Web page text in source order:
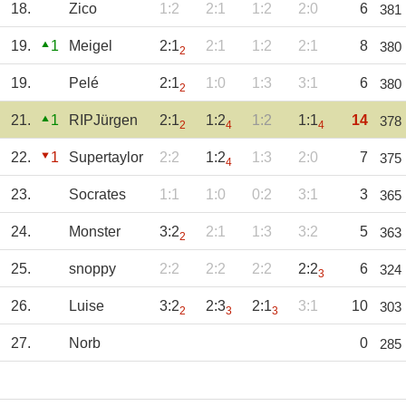
18. Zico 1:2 2:1 1:2 2:0 6 381
19. 1 Meigel 2:12 2:1 1:2 2:1 8 380
19. Pelé 2:12 1:0 1:3 3:1 6 380
21. 1 RIPJürgen 2:12 1:24 1:2 1:14 14 378
22. 1 Supertaylor 2:2 1:24 1:3 2:0 7 375
23. Socrates 1:1 1:0 0:2 3:1 3 365
24. Monster 3:22 2:1 1:3 3:2 5 363
25. snoppy 2:2 2:2 2:2 2:23 6 324
26. Luise 3:22 2:33 2:13 3:1 10 303
27. Norb 0 285